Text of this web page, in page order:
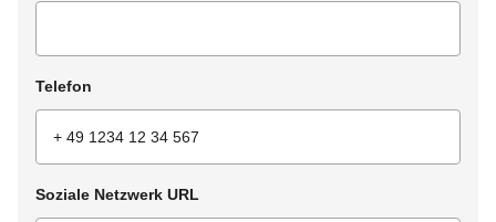
Telefon
Soziale Netzwerk URL